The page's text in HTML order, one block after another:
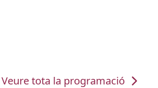
Veure tota la programació